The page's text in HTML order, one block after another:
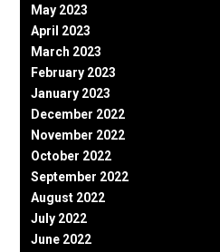
May 2023
April 2023
March 2023
February 2023
January 2023
December 2022
November 2022
October 2022
September 2022
August 2022
July 2022
June 2022